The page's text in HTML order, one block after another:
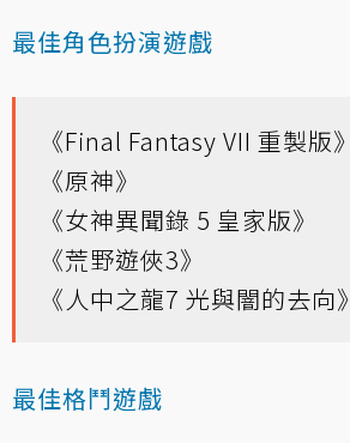
最佳角色扮演遊戲
《Final Fantasy VII 重製版》
《原神》
《女神異聞錄 5 皇家版》
《荒野遊俠3》
《人中之龍7 光與闇的去向》
最佳格鬥遊戲